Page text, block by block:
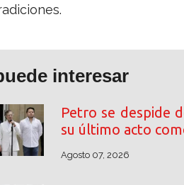
interesar
Petro se despide
su último acto
Agosto 07, 2026